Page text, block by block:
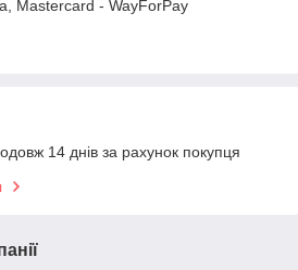
Mastercard - WayForPay
14 днів за рахунок покупця